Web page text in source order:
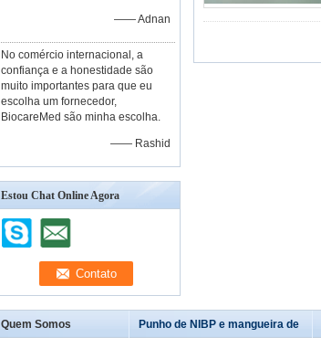
—— Adnan
No comércio internacional, a
confiança e a honestidade são
muito importantes para que eu
escolha um fornecedor,
BiocareMed são minha escolha.
—— Rashid
Estou Chat Online Agora
Quem Somos Punho de NIBP e mangueira de